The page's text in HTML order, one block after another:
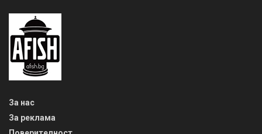
За нас
За реклама